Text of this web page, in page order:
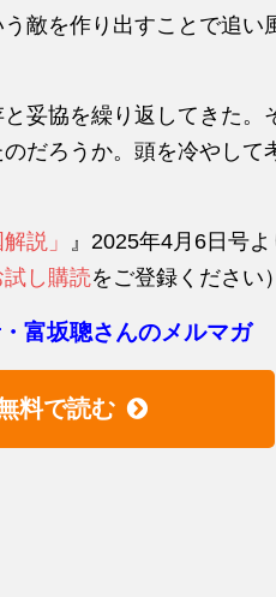
敵を作り出すことで追い
妥協を繰り返してきた。
だろうか。頭を冷やして
説」
』2025年4月6日号
し購読をご登録ください）
富坂聰さんのメルマガ
料で読む